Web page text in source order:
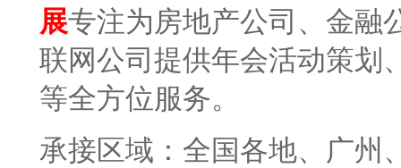
展专注为房地产公司、金融
联网公司提供年会活动策划
等全方位服务。
承接区域：全国各地、广州